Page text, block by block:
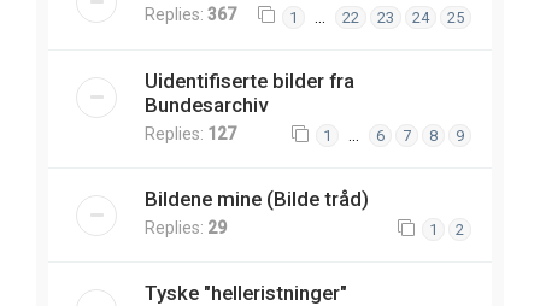
Replies: 367 1 22 23 24 25
Uidentifiserte bilder fra
Bundesarchiv
Replies: 127 1 6 7 8 9
Bildene mine (Bilde tråd)
Replies: 29 1 2
Tyske "helleristninger"